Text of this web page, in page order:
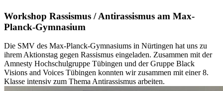
Workshop Rassismus / Antirassismus am Max-
Planck-Gymnasium
Die SMV des Max-Planck-Gymnasiums in Nürtingen hat uns zu
ihrem Aktionstag gegen Rassismus eingeladen. Zusammen mit der
Amnesty Hochschulgruppe Tübingen und der Gruppe Black
Visions and Voices Tübingen konnten wir zusammen mit einer 8.
Klasse intensiv zum Thema Antirassismus arbeiten.